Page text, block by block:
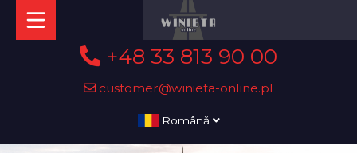
+48 33 813 90 00
customer@winieta-online.pl
Română